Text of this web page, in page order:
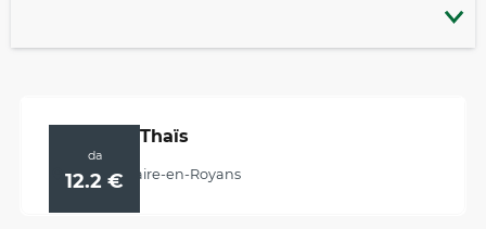
da
12.2 €
Grotte de Thaïs
Saint-Nazaire-en-Royans